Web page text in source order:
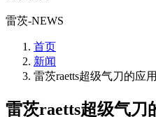
雷茨-NEWS
首页
新闻
雷茨raetts超级气刀的应
雷茨raetts超级气刀